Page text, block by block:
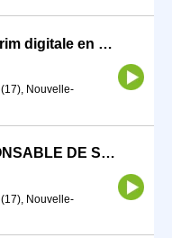
Responsable d'agence d'intérim digitale en Freelance (H/F)
Nouvelle-
CHEF DE SECTEUR / RESPONSABLE DE SECTEUR EN NETTOYAGE INDUSTRIEL (H/F)
Nouvelle-